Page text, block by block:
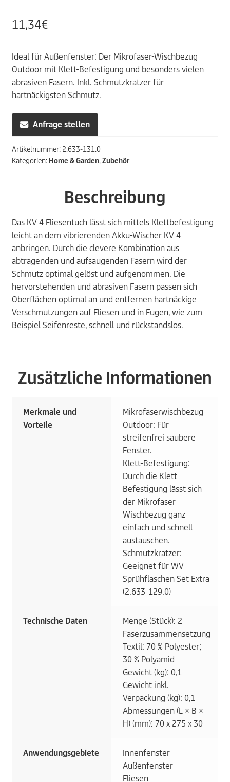
11,34€
Ideal für Außenfenster: Der Mikrofaser-Wischbezug
Outdoor mit Klett-Befestigung und besonders vielen
abrasiven Fasern. Inkl. Schmutzkratzer für
hartnäckigsten Schmutz.
Anfrage stellen
Artikelnummer: 2.633-131.0
Kategorien: Home & Garden,Zubehör
Beschreibung
Das KV 4 Fliesentuch lässt sich mittels Klettbefestigung
leicht an dem vibrierenden Akku-Wischer KV 4
anbringen. Durch die clevere Kombination aus
abtragenden und aufsaugenden Fasern wird der
Schmutz optimal gelöst und aufgenommen. Die
hervorstehenden und abrasiven Fasern passen sich
Oberflächen optimal an und entfernen hartnäckige
Verschmutzungen auf Fliesen und in Fugen, wie zum
Beispiel Seifenreste, schnell und rückstandslos.
Zusätzliche Informationen
Merkmale und
Vorteile
Mikrofaserwischbezug
Outdoor: Für
streifenfrei saubere
Fenster.
Klett-Befestigung:
Durch die Klett-
Befestigung lässt sich
der Mikrofaser-
Wischbezug ganz
einfach und schnell
austauschen.
Schmutzkratzer:
Geeignet für WV
Sprühflaschen Set Extra
(2.633-129.0)
Technische Daten
Menge (Stück): 2
Faserzusammensetzung
Textil: 70 % Polyester;
30 % Polyamid
Gewicht (kg): 0,1
Gewicht inkl.
Verpackung (kg): 0,1
Abmessungen (L × B ×
H) (mm): 70 x 275 x 30
Anwendungsgebiete
Innenfenster
Außenfenster
Fliesen